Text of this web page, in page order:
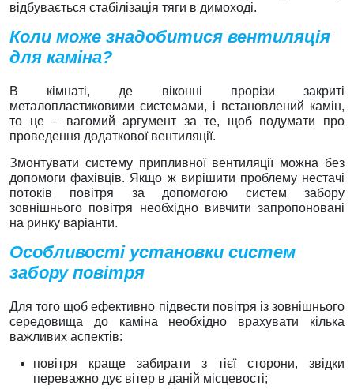
відбувається стабілізація тяги в димоході.
Коли може знадобитися вентиляція
для каміна?
В кімнаті, де віконні прорізи закриті
металопластиковими системами, і встановлений камін,
то це – вагомий аргумент за те, щоб подумати про
проведення додаткової вентиляції.
Змонтувати систему припливної вентиляції можна без
допомоги фахівців. Якщо ж вирішити проблему нестачі
потоків повітря за допомогою систем забору
зовнішнього повітря необхідно вивчити запропоновані
на ринку варіанти.
Особливості установки систем
забору повітря
Для того щоб ефективно підвести повітря із зовнішнього
середовища до каміна необхідно врахувати кілька
важливих аспектів:
повітря краще забирати з тієї сторони, звідки
переважно дує вітер в даній місцевості;